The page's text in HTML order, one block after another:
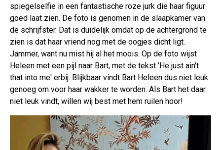
spiegelselfie in een fantastische roze jurk die haar figuur
goed laat zien. De foto is genomen in de slaapkamer van
de schrijfster. Dat is duidelijk omdat op de achtergrond te
zien is dat haar vriend nog met de oogjes dicht ligt.
Jammer, want nu mist hij al het moois. Op de foto wijst
Heleen met een pijl naar Bart, met de tekst 'He just ain't
that into me' erbij. Blijkbaar vindt Bart Heleen dus niet leuk
genoeg om voor haar wakker te worden. Als Bart het daar
niet leuk vindt, willen wij best met hem ruilen hoor!